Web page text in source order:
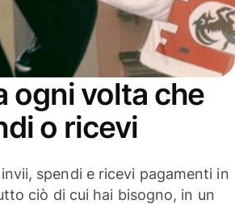
ogni volta che
o ricevi
spendi e ricevi pagamenti in
ciò di cui hai bisogno, in un